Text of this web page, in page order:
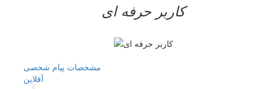
کاربر حرفه ای
مشخصات پیام شخصی
آفلاين